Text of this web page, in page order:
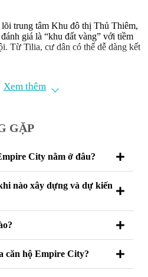
lõi trung tâm Khu đô thị Thủ Thiêm,
giá là “khu đất vàng” với tiềm
Từ Tilia, cư dân có thể dễ dàng kết
Thủ Thiêm
biệt vào ban đêm là một bức tranh
Xem thêm
GẶP
City nằm ở đâu?
nào xây dựng và dự kiến
căn hộ Empire City?